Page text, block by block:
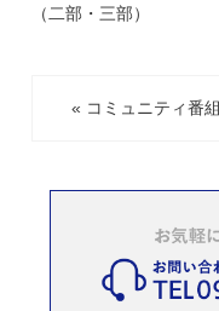
（二部・三部）
« コミュニティ番組